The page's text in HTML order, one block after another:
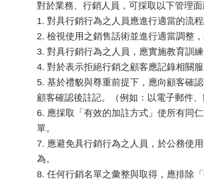
對於業務、行銷人員，可採取以下管理面
1. 對具行銷行為之人員應進行適當的流
2. 檢視使用之銷售話術並進行適當調整
3. 對具行銷行為之人員，應實施教育訓
4. 對於表示拒絕行銷之顧客應記錄相關
5. 基於禮貌與尊重前提下，應向顧客確
顧客確認後註記。（例如：以電子郵件
6. 應採取「有效的加註方式」使所有同
單。
7. 應避免具行銷行為之人員，於公務使
為。
8. 任何行銷名單之彙整與取得，應排除「